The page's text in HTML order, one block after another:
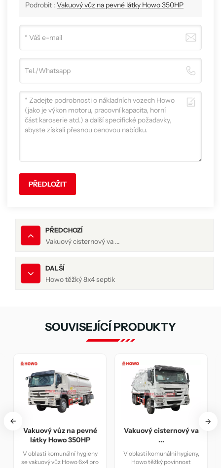
Podrobit : Vakuový vůz na pevné látky Howo 350HP
PŘEDLOŽIT
PŘEDCHOZÍ
Vakuový cisternový va ...
DALŠÍ
Howo těžký 8x4 septik
SOUVISEJÍCÍ PRODUKTY
vůz na pevné
Howo 350HP
komunální hygieny
vůz Howo 6x4 pro
Vakuový cisternový va
V oblasti komunální hygieny,
Howo těžký povinnost
HOWO